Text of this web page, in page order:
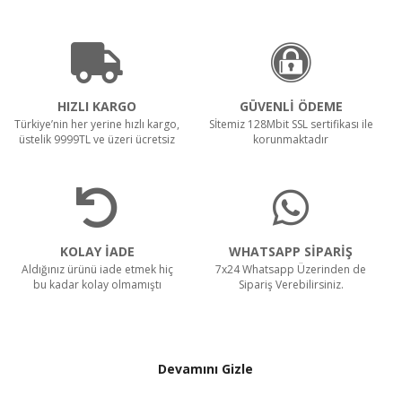
HIZLI KARGO
Türkiye’nin her yerine hızlı kargo,
üstelik 9999TL ve üzeri ücretsiz
GÜVENLİ ÖDEME
Sİtemiz 128Mbit SSL sertifikası ile
korunmaktadır
KOLAY İADE
Aldığınız ürünü iade etmek hiç
bu kadar kolay olmamıştı
WHATSAPP SİPARİŞ
7x24 Whatsapp Üzerinden de
Sipariş Verebilirsiniz.
Devamını Gizle